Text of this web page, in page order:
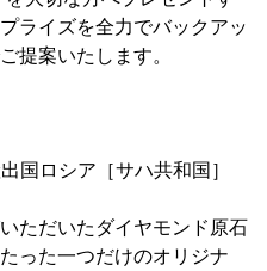
ライズを全力でバックアッ
提案いたします。
国ロシア［サハ共和国］
ただいたダイヤモンド原石
った一つだけのオリジナ